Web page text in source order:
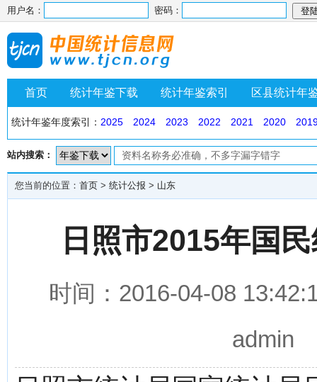
用户名： 密码：
首页 统计年鉴下载 统计年鉴索引 区县统计年
统计年鉴年度索引： 2025 2024 2023 2022 2021 2020
站内搜索：
您当前的位置： 首页 > 统计公报 > 山东
日照市2015年国
时间：2016-04-08
admin